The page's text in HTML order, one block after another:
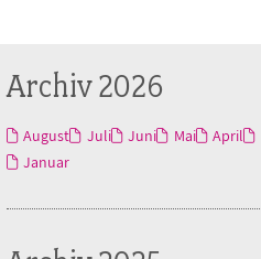
Archiv 2026
August Juli Juni Mai April
Januar